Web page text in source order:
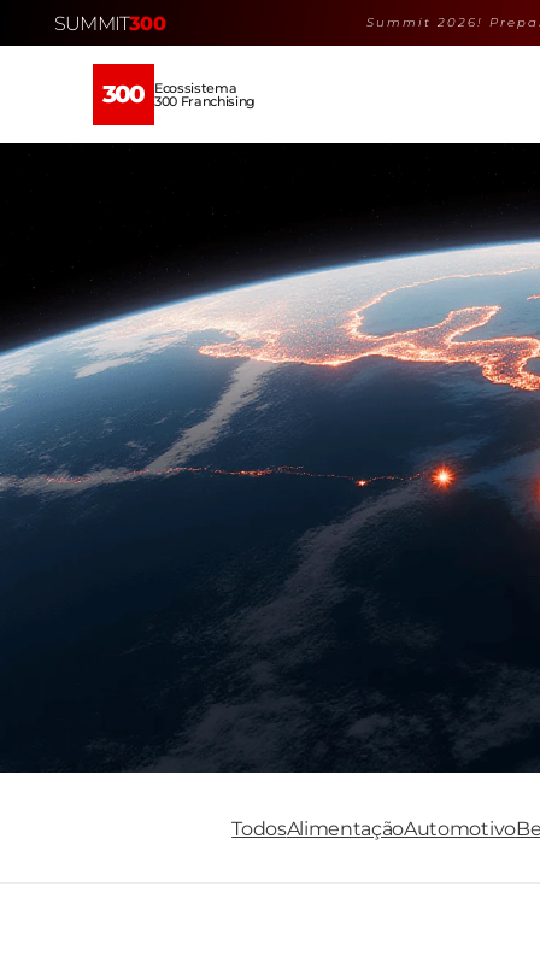
SUMMIT300 Summit 2026!
300 Ecossistema
300 Franchising
TodosAlimentaçãoAutomotivo